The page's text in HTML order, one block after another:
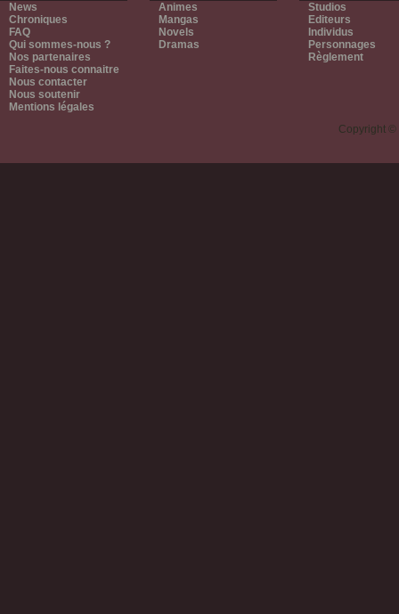
News
Chroniques
FAQ
Qui sommes-nous ?
Nos partenaires
Faites-nous connaitre
Nous contacter
Nous soutenir
Mentions légales
Animes
Mangas
Novels
Dramas
Studios
Editeurs
Individus
Personnages
Règlement
Copyright ©